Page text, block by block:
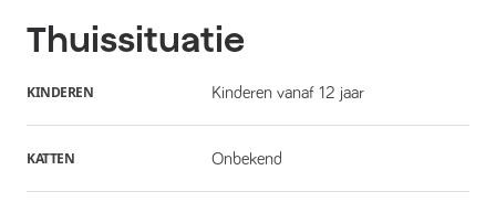
Thuissituatie
KINDEREN Kinderen vanaf 12 jaar
KATTEN Onbekend